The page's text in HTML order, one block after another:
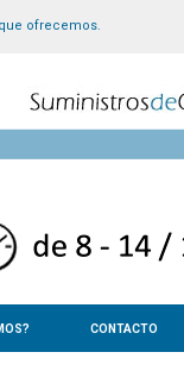
ofrecemos.
CONTACTO